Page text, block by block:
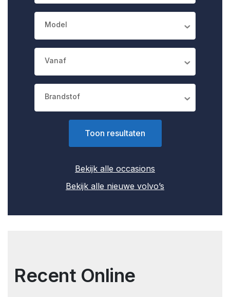
Model
Vanaf
Brandstof
Bekijk alle occasions
Bekijk alle nieuwe volvo’s
Recent Online